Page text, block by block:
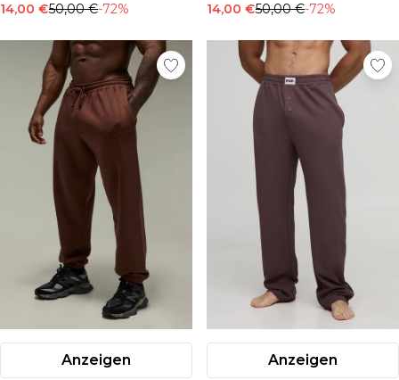
14,00 €50,00 €-72% 14,00 €50,00 €-72%
Anzeigen Anzeigen